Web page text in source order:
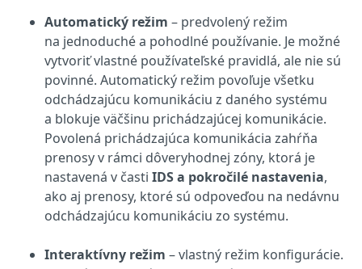
Automatický režim – predvolený režim
na jednoduché a pohodlné používanie. Je možné
vytvoriť vlastné používateľské pravidlá, ale nie sú
povinné. Automatický režim povoľuje všetku
odchádzajúcu komunikáciu z daného systému
a blokuje väčšinu prichádzajúcej komunikácie.
Povolená prichádzajúca komunikácia zahŕňa
prenosy v rámci dôveryhodnej zóny, ktorá je
nastavená v časti IDS a pokročilé nastavenia,
ako aj prenosy, ktoré sú odpoveďou na nedávnu
odchádzajúcu komunikáciu zo systému.
Interaktívny režim – vlastný režim konfigurácie.